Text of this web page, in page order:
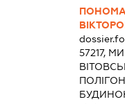
57217,